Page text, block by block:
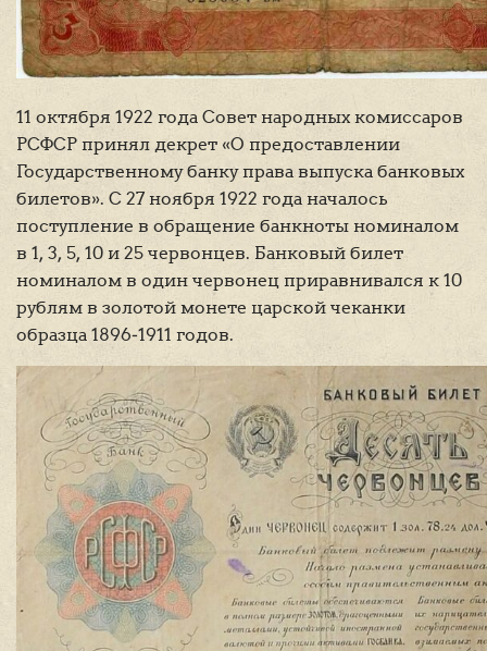
11 октября 1922 года Совет народных комиссаров
РСФСР принял декрет «О предоставлении
Государственному банку права выпуска банковых
билетов». С 27 ноября 1922 года началось
поступление в обращение банкноты номиналом
в 1, 3, 5, 10 и 25 червонцев. Банковый билет
номиналом в один червонец приравнивался к 10
рублям в золотой монете царской чеканки
образца 1896‑1911 годов.